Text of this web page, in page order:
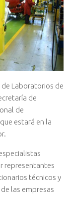
Laboratorios de
de
de
estará en la
representantes
técnicos y
las empresas